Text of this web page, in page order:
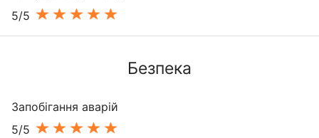
5/5
Безпека
Запобігання аварій
5/5